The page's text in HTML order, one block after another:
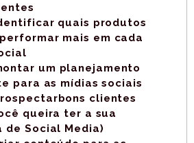
quais produtos
mais em cada
um planejamento
para as mídias sociais
clientes
queira ter a sua
de Social Media)